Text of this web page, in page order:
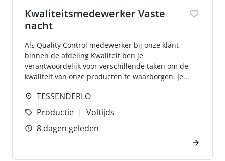
Kwaliteitsmedewerker Vaste
nacht
Als Quality Control medewerker bij onze klant
binnen de afdeling Kwaliteit ben je
verantwoordelijk voor verschillende taken om de
kwaliteit van onze producten te waarborgen. Je...
TESSENDERLO
Productie
Voltijds
8 dagen geleden